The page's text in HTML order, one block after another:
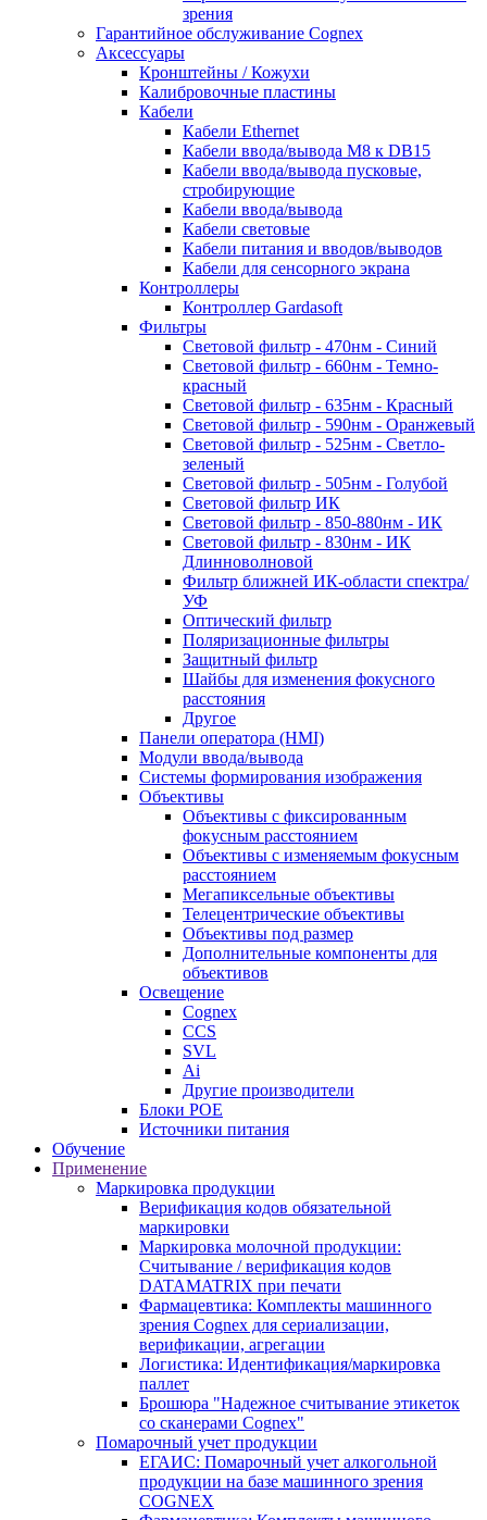
зрения
Гарантийное обслуживание Cognex
Аксессуары
Кронштейны / Кожухи
Калибровочные пластины
Кабели
Кабели Ethernet
Кабели ввода/вывода M8 к DB15
Кабели ввода/вывода пусковые,
стробирующие
Кабели ввода/вывода
Кабели световые
Кабели питания и вводов/выводов
Кабели для сенсорного экрана
Контроллеры
Контроллер Gardasoft
Фильтры
Световой фильтр - 470нм - Синий
Световой фильтр - 660нм - Темно-
красный
Световой фильтр - 635нм - Красный
Световой фильтр - 590нм - Оранжевый
Световой фильтр - 525нм - Светло-
зеленый
Световой фильтр - 505нм - Голубой
Световой фильтр ИК
Световой фильтр - 850-880нм - ИК
Световой фильтр - 830нм - ИК
Длинноволновой
Фильтр ближней ИК-области спектра/
УФ
Оптический фильтр
Поляризационные фильтры
Защитный фильтр
Шайбы для изменения фокусного
расстояния
Другое
Панели оператора (HMI)
Модули ввода/вывода
Системы формирования изображения
Объективы
Объективы с фиксированным
фокусным расстоянием
Объективы с изменяемым фокусным
расстоянием
Мегапиксельные объективы
Телецентрические объективы
Объективы под размер
Дополнительные компоненты для
объективов
Освещение
Cognex
CCS
SVL
Ai
Другие производители
Блоки POE
Источники питания
Обучение
Применение
Маркировка продукции
Верификация кодов обязательной
маркировки
Маркировка молочной продукции:
Считывание / верификация кодов
DATAMATRIX при печати
Фармацевтика: Комплекты машинного
зрения Cognex для сериализации,
верификации, агрегации
Логистика: Идентификация/маркировка
паллет
Брошюра "Надежное считывание этикеток
со сканерами Cognex"
Помарочный учет продукции
ЕГАИС: Помарочный учет алкогольной
продукции на базе машинного зрения
COGNEX